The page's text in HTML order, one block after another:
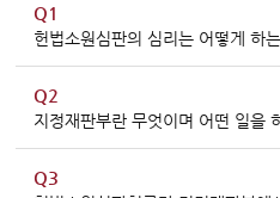
Q1
헌법소원심판의 심리는 어떻게 하
Q2
지정재판부란 무엇이며 어떤 일을
Q3